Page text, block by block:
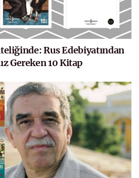
Rus Edebiyatından
Gereken 10 Kitap